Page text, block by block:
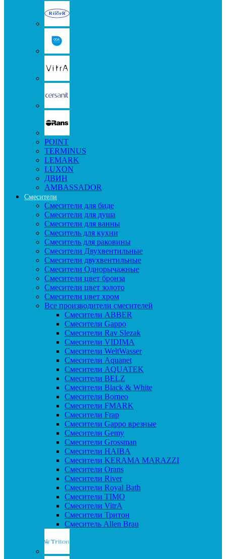
POINT
TERMINUS
LEMARK
LUXON
ДВИН
AMBASSADOR
Смесители
Смесители для биде
Смесители для душа
Смесители для ванны
Смеситель для кухни
Смеситель для раковины
Смесители Двухвентильные
Смесители двухвентильные
Смесители Однорычажные
Смесители цвет бронза
Смесители цвет золото
Смесители цвет хром
Все производители смесителей
Cмесители ABBER
Cмесители Gappo
Cмесители Rav Slezak
Cмесители VIDIMA
Cмесители WeltWasser
Смесители Aquanet
Смесители AQUATEK
Смесители BELZ
Смесители Black & White
Смесители Borneo
Смесители FMARK
Смесители Frap
Смесители Gappo врезные
Смесители Gemy
Смесители Grossman
Смесители HAIBA
Смесители KERAMA MARAZZI
Смесители Orans
Смесители River
Смесители Royal Bath
Смесители TIMO
Смесители VitrA
Смесители Тритон
Смеситель Allen Brau